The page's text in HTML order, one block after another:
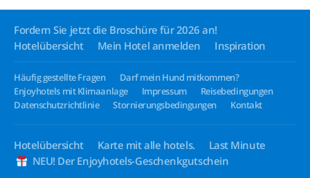
Fordern Sie jetzt die Broschüre für 2026 an!
Hotelübersicht
Mein Hotel anmelden Inspiration
Häufig gestellte Fragen
Darf mein Hund mitkommen?
Enjoyhotels mit Klimaanlage
Impressum
Reisebedingungen
Datenschutzrichtlinie
Stornierungsbedingungen Kontakt
Hotelübersicht Karte mit alle hotels.
Last Minute
NEU! Der Enjoyhotels-Geschenkgutschein